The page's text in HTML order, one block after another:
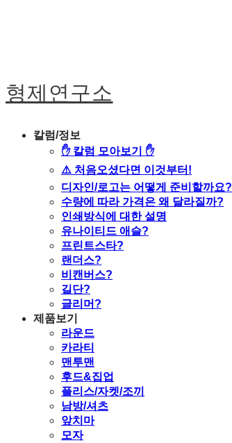
형제연구소
칼럼/정보
✋ 칼럼 모아보기 ✋
⚠️ 처음오셨다면 이것부터!
디자인/로고는 어떻게 준비할까요?
수량에 따라 가격은 왜 달라질까?
인쇄방식에 대한 설명
유나이티드 애슬?
프린트스타?
랜더스?
비캔버스?
길단?
글리머?
제품보기
라운드
카라티
맨투맨
후드&집업
플리스/자켓/조끼
남방/셔츠
앞치마
모자